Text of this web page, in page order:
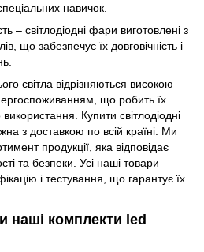
навичок.
– світлодіодні фари виготовлені з
що забезпечує їх довговічність і
світла відрізняються високою
що робить їх
Купити світлодіодні
з доставкою по всій країні. Ми
продукції, яка відповідає
та безпеки. Усі наші товари
і тестування, що гарантує їх
наші комплекти led